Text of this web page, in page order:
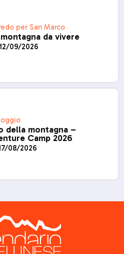
per San Marco
da vivere
09/2026
della montagna –
Camp 2026
08/2026